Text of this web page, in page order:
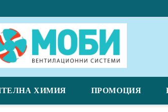
ХИМИЯ ПРОМОЦИЯ